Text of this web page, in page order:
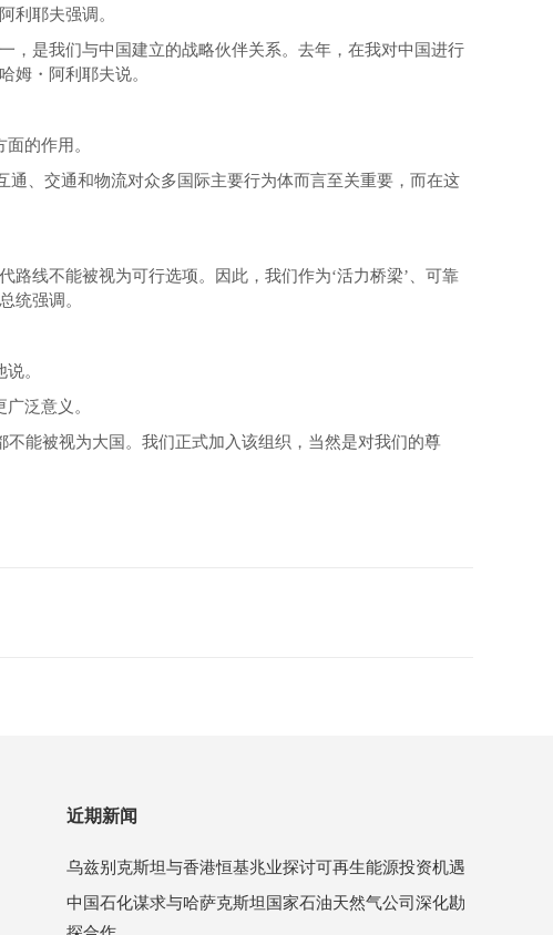
利耶夫强调。
，是我们与中国建立的战略伙伴关系。去年，在我对中国进行
姆・阿利耶夫说。
的作用。
通、交通和物流对众多国际主要行为体而言至关重要，而在这
线不能被视为可行选项。因此，我们作为‘活力桥梁’、可靠
统强调。
。
泛意义。
能被视为大国。我们正式加入该组织，当然是对我们的尊
近期新闻
乌兹别克斯坦与香港恒基兆业探讨可再生能源投资机遇
中国石化谋求与哈萨克斯坦国家石油天然气公司深化勘